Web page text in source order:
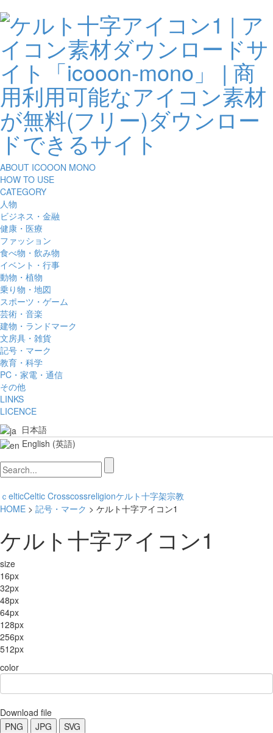
ABOUT ICOOON MONO
HOW TO USE
CATEGORY
人物
ビジネス・金融
健康・医療
ファッション
食べ物・飲み物
イベント・行事
動物・植物
乗り物・地図
スポーツ・ゲーム
芸術・音楽
建物・ランドマーク
文房具・雑貨
記号・マーク
教育・科学
PC・家電・通信
その他
LINKS
LICENCE
日本語
English (英語)
ｃelticCeltic Crosscossreligionケルト十字架宗教
HOME > 記号・マーク > ケルト十字アイコン1
ケルト十字アイコン1
size
16px
32px
48px
64px
128px
256px
512px
color
Download file
PNG
JPG
SVG